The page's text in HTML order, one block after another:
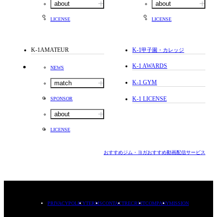
about
LICENSE
about
LICENSE
K-1AMATEUR
NEWS
match
SPONSOR
about
LICENSE
K-1甲子園・カレッジ
K-1 AWARDS
K-1 GYM
K-1 LICENSE
おすすめジム・ヨガおすすめ動画配信サービス
PRIVACYPOLICYTERMSCONTACTRECRUITCOMPANYMISSION